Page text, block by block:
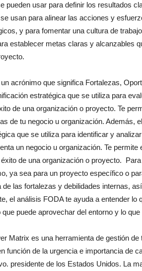
pueden usar para definir los resultados
usan para alinear las acciones y
y para fomentar una cultura de
establecer metas claras y alcanzables
acrónimo que significa Fortalezas,
estratégica que se utiliza para
de una organización o proyecto. Te
de tu negocio u organización. Además,
que se utiliza para identificar y
un negocio u organización. Te
de una organización o proyecto.
ya sea para un proyecto específico o
de las fortalezas y debilidades internas,
el análisis FODA te ayuda a entender lo
puede aprovechar del entorno y lo
Matrix es una herramienta de gestión
función de la urgencia e importancia de
presidente de los Estados Unidos. La